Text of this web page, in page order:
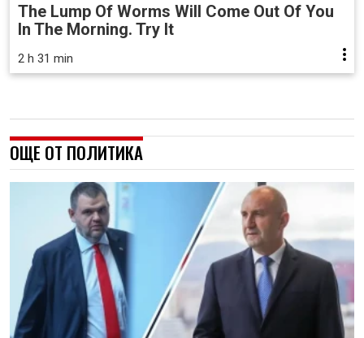
The Lump Of Worms Will Come Out Of You
In The Morning. Try It
2 h 31 min
ОЩЕ ОТ ПОЛИТИКА